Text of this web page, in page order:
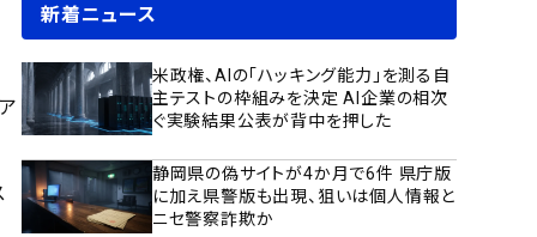
新着ニュース
米政権、AIの「ハッキング能力」を測る自
主テストの枠組みを決定 AI企業の相次
ぐ実験結果公表が背中を押した
静岡県の偽サイトが4か月で6件 県庁版
に加え県警版も出現、狙いは個人情報と
ニセ警察詐欺か